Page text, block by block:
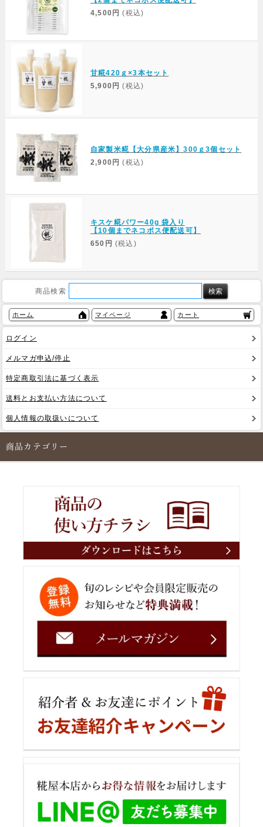
4,500円 (税込)
甘糀420ｇ×3本セット
5,900円 (税込)
自家製米糀【大分県産米】300ｇ3個セット
2,900円 (税込)
キスケ糀パワー40g 袋入り
【10個までネコポス便配送可】
650円 (税込)
商品検索
ホーム マイページ カート
ログイン
メルマガ申込/停止
特定商取引法に基づく表示
送料とお支払い方法について
個人情報の取扱いについて
商品カテゴリー